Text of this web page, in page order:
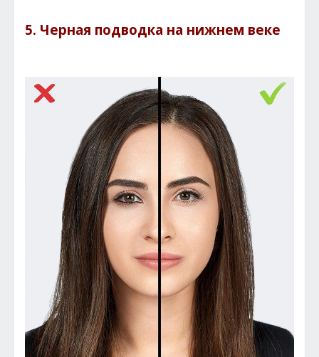
5. Черная подводка на нижнем веке